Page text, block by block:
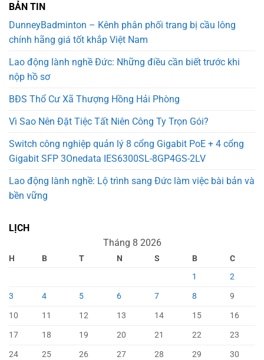
BẢN TIN
DunneyBadminton – Kênh phân phối trang bị cầu lông
chính hãng giá tốt khắp Việt Nam
Lao động lành nghề Đức: Những điều cần biết trước khi
nộp hồ sơ
BĐS Thổ Cư Xã Thượng Hồng Hải Phòng
Vì Sao Nên Đặt Tiệc Tất Niên Công Ty Trọn Gói?
Switch công nghiệp quản lý 8 cổng Gigabit PoE + 4 cổng
Gigabit SFP 3Onedata IES6300SL-8GP4GS-2LV
Lao động lành nghề: Lộ trình sang Đức làm việc bài bản và
bền vững
LỊCH
Tháng 8 2026
H B T N S B
C
1
2
3
4 5 6 7 8
9
10
11 12 13 14 15
16
17
18 19 20 21 22
23
24
25 26 27 28 29
30